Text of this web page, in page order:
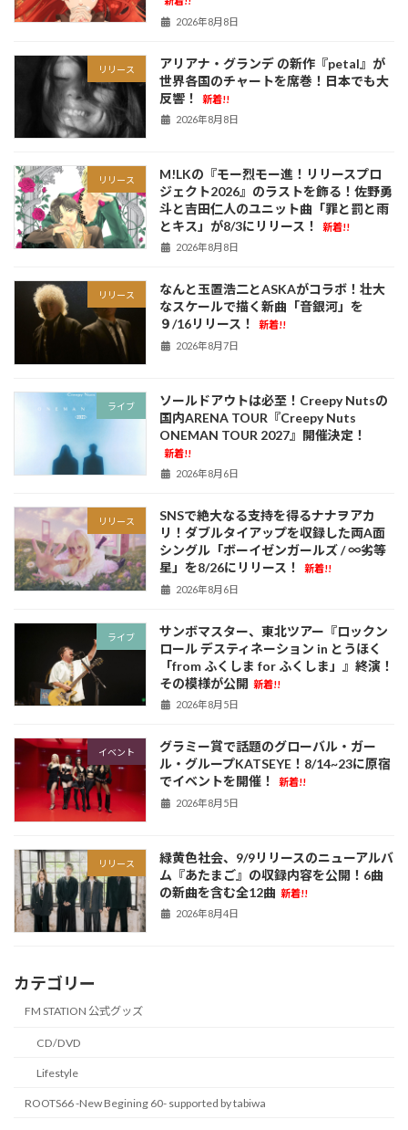
2026年8月8日
リリース
アリアナ・グランデ の新作『petal』が
世界各国のチャートを席巻！日本でも大
反響！
新着!!
2026年8月8日
リリース
M!LKの『モー烈モー進！リリースプロ
ジェクト2026』のラストを飾る！佐野勇
斗と吉田仁人のユニット曲「罪と罰と雨
とキス」が8/3にリリース！
新着!!
2026年8月8日
リリース
なんと玉置浩二とASKAがコラボ！壮大
なスケールで描く新曲「音銀河」を
９/16リリース！
新着!!
2026年8月7日
ライブ
ソールドアウトは必至！Creepy Nutsの
国内ARENA TOUR『Creepy Nuts
ONEMAN TOUR 2027』開催決定！
新着!!
2026年8月6日
リリース
SNSで絶大なる支持を得るナナヲアカ
リ！ダブルタイアップを収録した両A面
シングル「ボーイゼンガールズ / ∞劣等
星」を8/26にリリース！
新着!!
2026年8月6日
ライブ
サンボマスター、東北ツアー『ロックン
ロール デスティネーション in とうほく
「from ふくしま for ふくしま」』終演！
その模様が公開 新着!!
2026年8月5日
イベント
グラミー賞で話題のグローバル・ガー
ル・グループKATSEYE！8/14~23に原宿
でイベントを開催！
新着!!
2026年8月5日
リリース
緑黄色社会、9/9リリースのニューアルバ
ム『あたまご』の収録内容を公開！6曲
の新曲を含む全12曲 新着!!
2026年8月4日
カテゴリー
FM STATION 公式グッズ
CD/DVD
Lifestyle
ROOTS66 -New Begining 60- supported by tabiwa